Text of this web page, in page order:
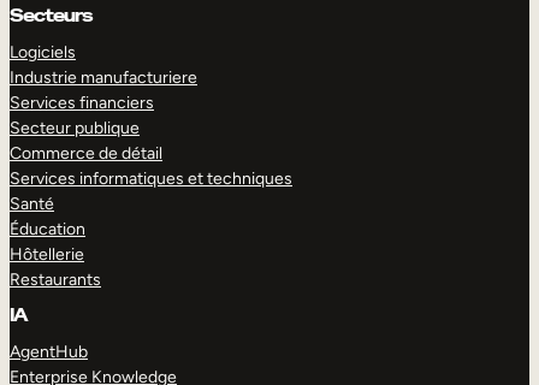
Secteurs
Logiciels
Industrie manufacturiere
Services financiers
Secteur publique
Commerce de détail
Services informatiques et techniques
Santé
Éducation
Hôtellerie
Restaurants
IA
AgentHub
Enterprise Knowledge